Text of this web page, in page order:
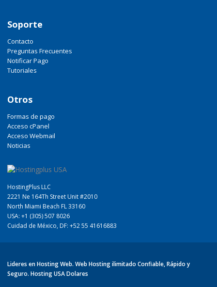
Soporte
Contacto
Preguntas Frecuentes
Notificar Pago
Tutoriales
Otros
Formas de pago
Acceso cPanel
Acceso Webmail
Noticias
HostingPlus LLC
2221 Ne 164Th Street Unit #2010
North Miami Beach FL 33160
USA: +1 (305) 507 8026
Cuidad de México, DF: +52 55 41616883
Lideres en Hosting Web. Web Hosting ilimitado Confiable, Rápido y
Seguro. Hosting USA Dolares